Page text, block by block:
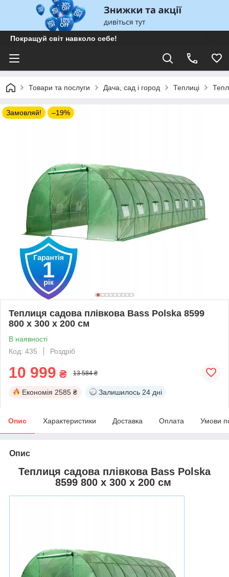
Покращуй світ навколо себе!
Товари та послуги Дача, сад і город Теплиці
Замовляй! –19%
Теплиця садова плівкова Bass Polska 8599
800 х 300 х 200 см
В наявності
Код: 435
Роздріб
10 999 ₴ 13 584 ₴
Економія 2585 ₴ Залишилось 24 дні
Опис Характеристики Доставка Оплата Умови
Опис
Теплиця садова плівкова Bass Polska
8599 800 х 300 х 200 см